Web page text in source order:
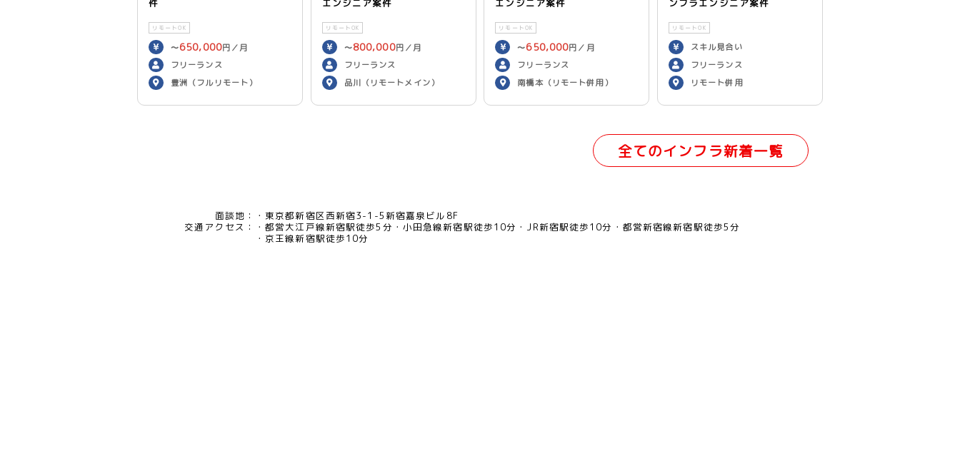
件
リモートOK
〜650,000円／月
フリーランス
豊洲（フルリモート）
エンジニア案件
リモートOK
〜800,000円／月
フリーランス
品川（リモートメイン）
エンジニア案件
リモートOK
〜650,000円／月
フリーランス
南橋本（リモート併用）
ンフラエンジニア案件
リモートOK
スキル見合い
フリーランス
リモート併用
全てのインフラ新着一覧
面談地：
東京都新宿区西新宿3-1-5新宿嘉泉ビル8F
交通アクセス：
都営大江戸線新宿駅徒歩5分 小田急線新宿駅徒歩10分 JR新宿駅徒歩10分
都営新宿線新宿駅徒歩5分
京王線新宿駅徒歩10分